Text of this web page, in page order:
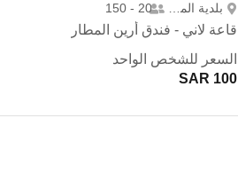
بلدية المطار 20 - 150
قاعة لاني - فندق أرين المطار
السعر للشخص الواحد
100 SAR